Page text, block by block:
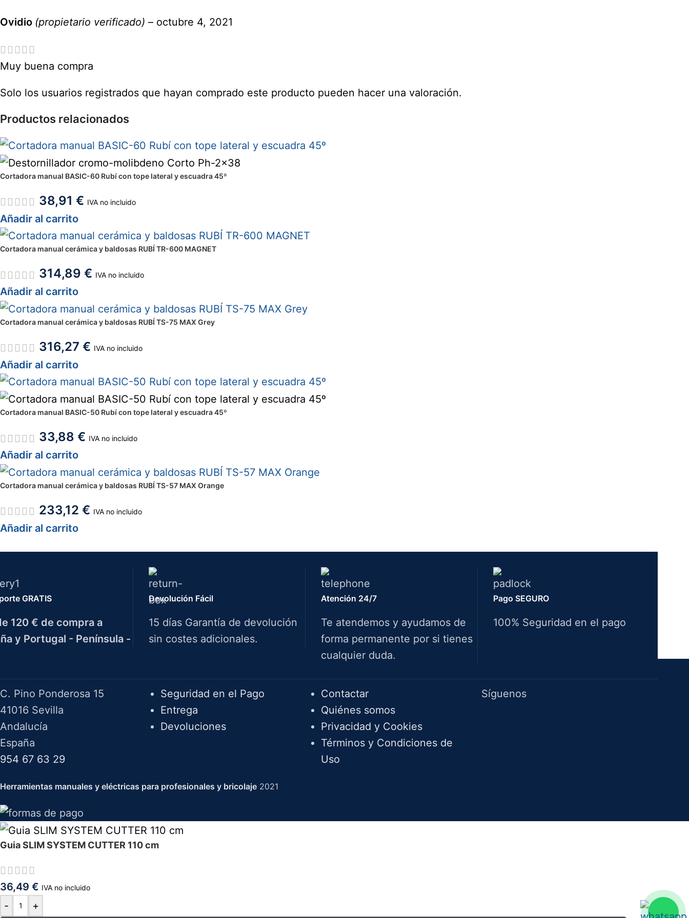
Ovidio (propietario verificado) – octubre 4, 2021
Muy buena compra
Solo los usuarios registrados que hayan comprado este producto pueden hacer una valoración.
Productos relacionados
Cortadora manual BASIC-60 Rubí con tope lateral y escuadra 45º
38,91 € IVA no incluido
Añadir al carrito
Cortadora manual cerámica y baldosas RUBÍ TR-600 MAGNET
314,89 € IVA no incluido
Añadir al carrito
Cortadora manual cerámica y baldosas RUBÍ TS-75 MAX Grey
316,27 € IVA no incluido
Añadir al carrito
Cortadora manual BASIC-50 Rubí con tope lateral y escuadra 45º
33,88 € IVA no incluido
Añadir al carrito
Cortadora manual cerámica y baldosas RUBÍ TS-57 MAX Orange
233,12 € IVA no incluido
Añadir al carrito
GRATIS
120 € de compra a
y Portugal - Península -
Devolución Fácil
15 días Garantía de devolución
sin costes adicionales.
Atención 24/7
Te atendemos y ayudamos de
forma permanente por si tienes
cualquier duda.
Pago SEGURO
100% Seguridad en el pago
C. Pino Ponderosa 15
41016 Sevilla
Andalucía
España
954 67 63 29
Seguridad en el Pago
Entrega
Devoluciones
Contactar
Quiénes somos
Privacidad y Cookies
Términos y Condiciones de
Uso
Síguenos
Herramientas manuales y eléctricas para profesionales y bricolaje 2021
Guia SLIM SYSTEM CUTTER 110 cm
36,49 € IVA no incluido
- +